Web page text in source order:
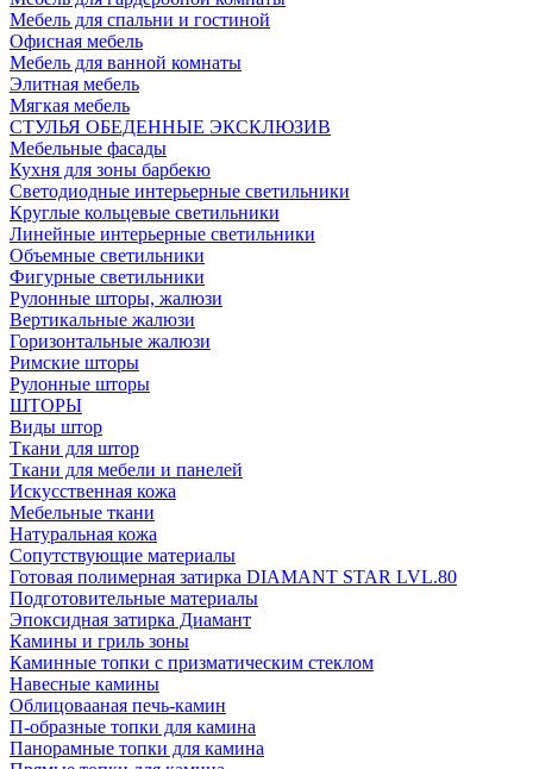
Мебель для спальни и гостиной
Офисная мебель
Мебель для ванной комнаты
Элитная мебель
Мягкая мебель
СТУЛЬЯ ОБЕДЕННЫЕ ЭКСКЛЮЗИВ
Мебельные фасады
Кухня для зоны барбекю
Светодиодные интерьерные светильники
Круглые кольцевые светильники
Линейные интерьерные светильники
Объемные светильники
Фигурные светильники
Рулонные шторы, жалюзи
Вертикальные жалюзи
Горизонтальные жалюзи
Римские шторы
Рулонные шторы
ШТОРЫ
Виды штор
Ткани для штор
Ткани для мебели и панелей
Искусственная кожа
Мебельные ткани
Натуральная кожа
Сопутствующие материалы
Готовая полимерная затирка DIAMANT STAR LVL.80
Подготовительные материалы
Эпоксидная затирка Диамант
Камины и гриль зоны
Каминные топки с призматическим стеклом
Навесные камины
Облицовааная печь-камин
П-образные топки для камина
Панорамные топки для камина